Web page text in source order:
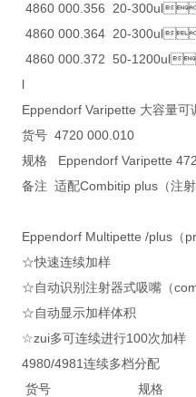
4860 000.356 20-
4860 000.364 20-
4860 000.372 50-
l
Eppendorf Varipette 大容量可
货号 4720 000.010
规格 Eppendorf Varipette
备注 适配Combitip plus（注射
Eppendorf Multipette /plus（
☆快速连续加样
☆自动识别注射器式吸嘴（
☆自动显示加样体积
☆zui多可连续进行100次加样
4980/4981连续多档分配
货号 规格